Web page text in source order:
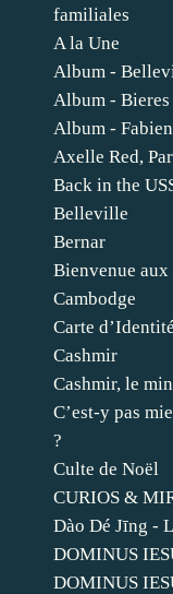
familiales
A la Une
Album -
Album - Bieres
Album -
Axelle Red,
Back in the
Belleville
Bernar
Bienvenue aux
Cambodge
Carte
Cashmir
Cashmir, le
C’est-y pas
?
Culte de Noël
CURIOS &
Dào Dé Jīng -
DOMINUS
DOMINUS